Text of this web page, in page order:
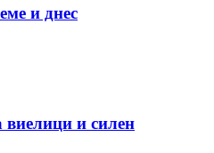
и днес
и силен